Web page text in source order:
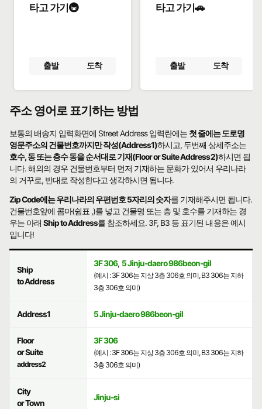
타고 가기🚇
출발 도착
타고 가기🚗
출발 도착
주소 영어로 표기하는 방법
보통의 배송지 입력화면에 Street Address 입력란에는 첫 줄에는 도로명
영문주소의 건물번호까지만 작성(Address1)하시고, 두번째 상세주소는
호수, 동 또는 층수 동을 순서대로 기재(Floor or Suite Address2)하시면 됩
니다. 해외의 경우 건물번호부터 먼저 기재하는 문화가 있어서 우리나라
의 거꾸로, 반대로 작성한다고 생각하시면 됩니다.
Zip Code에는 우리나라의 우편번호 5자리의 숫자를 기재해주시면 됩니다.
건물번호앞에 콤마(쉼표 ,)를 넣고 건물명 또는 층 및 호수를 기재하는 경
우는 아래Ship to Address를 참조하세요. 3F, B3 등 표기된 내용은 예시
입니다!
Ship
to Address
3F 306, 5 Jinju-daero 986beon-gil
(예시 : 3F 306는 지상 3층 306호 의미, B3 306는 지하
3층 306호 의미)
Address1 5 Jinju-daero 986beon-gil
Floor
or Suite
address2
3F 306
(예시 : 3F 306는 지상 3층 306호 의미, B3 306는 지하
3층 306호 의미)
City
or Town
Jinju-si